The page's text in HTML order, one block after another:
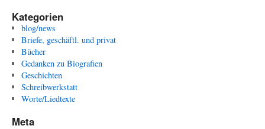
Kategorien
blog/news
Briefe, geschäftl. und privat
Bücher
Gedanken zu Biografien
Geschichten
Schreibwerkstatt
Worte/Liedtexte
Meta